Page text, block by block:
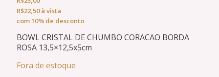
R$22,50à vista
com 10% de desconto
BOWL CRISTAL DE CHUMBO CORACAO BORDA
ROSA 13,5×12,5x5cm
Fora de estoque